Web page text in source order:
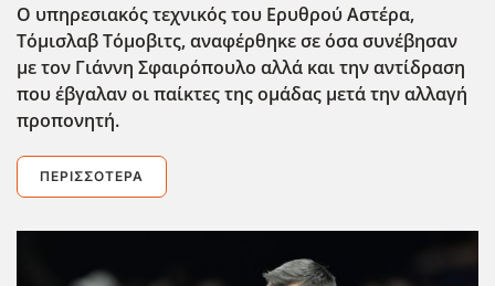
Ο υπηρεσιακός τεχνικός του Ερυθρού Αστέρα,
Τόμισλαβ Τόμοβιτς, αναφέρθηκε σε όσα συνέβησαν
με τον Γιάννη Σφαιρόπουλο αλλά και την αντίδραση
που έβγαλαν οι παίκτες της ομάδας μετά την αλλαγή
προπονητή.
ΠΕΡΙΣΣΌΤΕΡΑ